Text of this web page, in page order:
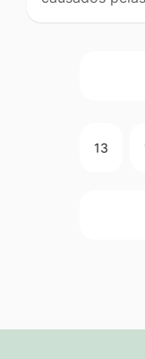
13